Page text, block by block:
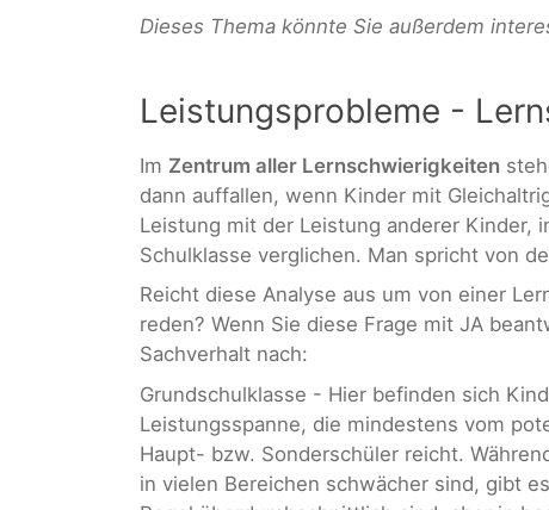
Dieses Thema könnte Sie außerdem
Leistungsprobleme -
Im Zentrum aller Lernschwierigkeiten
dann auffallen, wenn Kinder mit
Leistung mit der Leistung anderer Kinder,
Schulklasse verglichen. Man spricht von
Reicht diese Analyse aus um von einer
reden? Wenn Sie diese Frage mit JA
Sachverhalt nach:
Grundschulklasse - Hier befinden sich
Leistungsspanne, die mindestens vom
Haupt- bzw. Sonderschüler reicht.
in vielen Bereichen schwächer sind, gibt